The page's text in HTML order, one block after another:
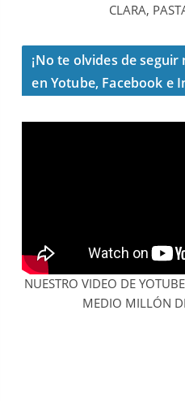
CLARA,
¡No te olvides de
en Yotube, Facebook e
NUESTRO VIDEO DE
MEDIO MILLÓN